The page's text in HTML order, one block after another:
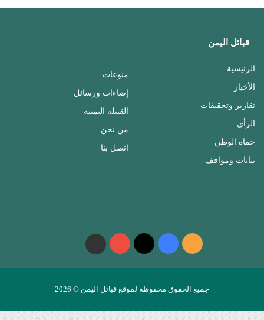
قبائل اليمن
الرئيسية
الأخبار
تقارير وتحقيقات
الرأي
حماة الوطن
بيانات ومواقف
منوعات
إضاءات ورسائل
القبيلة اليمنية
من نحن
اتصل بنا
ملخص
الموقع
RSS
فيسبوك ‫X
‫YouTubeواتساب
جميع الحقوق محفوظة لموقع قبائل اليمن © 2026